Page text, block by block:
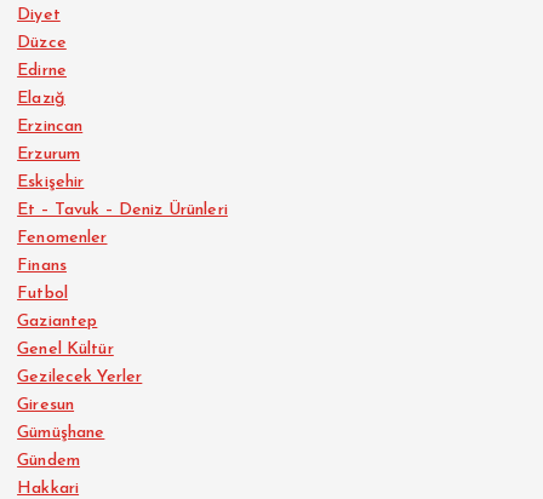
Diyet
Düzce
Edirne
Elazığ
Erzincan
Erzurum
Eskişehir
Et – Tavuk – Deniz Ürünleri
Fenomenler
Finans
Futbol
Gaziantep
Genel Kültür
Gezilecek Yerler
Giresun
Gümüşhane
Gündem
Hakkari